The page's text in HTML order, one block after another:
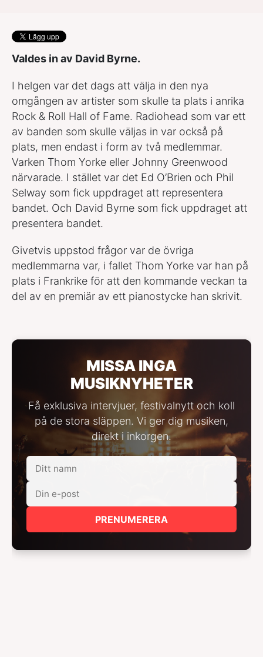
Valdes in av David Byrne.
I helgen var det dags att välja in den nya
omgången av artister som skulle ta plats i anrika
Rock & Roll Hall of Fame. Radiohead som var ett
av banden som skulle väljas in var också på
plats, men endast i form av två medlemmar.
Varken Thom Yorke eller Johnny Greenwood
närvarade. I stället var det Ed O’Brien och Phil
Selway som fick uppdraget att representera
bandet. Och David Byrne som fick uppdraget att
presentera bandet.
Givetvis uppstod frågor var de övriga
medlemmarna var, i fallet Thom Yorke var han på
plats i Frankrike för att den kommande veckan ta
del av en premiär av ett pianostycke han skrivit.
MISSA INGA
MUSIKNYHETER
Få exklusiva intervjuer, festivalnytt och koll
på de stora släppen. Vi ger dig musiken,
direkt i inkorgen.
PRENUMERERA